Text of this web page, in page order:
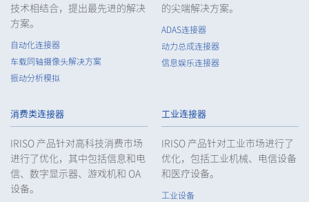
技术相结合，提出最先进的解决
方案。
自动化连接器
车载同轴摄像头解决方案
振动分析模拟
的尖端解决方案。
ADAS连接器
动力总成连接器
信息娱乐连接器
消费类连接器
IRISO 产品针对高科技消费市场
进行了优化，其中包括信息和电
信、数字显示器、游戏机和 OA
设备。
工业连接器
IRISO 产品针对工业市场进行了
优化，包括工业机械、电信设备
和医疗设备。
工业设备